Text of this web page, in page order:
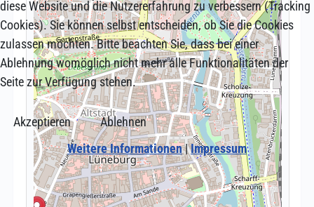
diese Website und die Nutzererfahrung zu verbessern (Tracking
Cookies). Sie können selbst entscheiden, ob Sie die Cookies
zulassen möchten. Bitte beachten Sie, dass bei einer
Ablehnung womöglich nicht mehr alle Funktionalitäten der
Seite zur Verfügung stehen.
Akzeptieren
Ablehnen
Weitere Informationen|Impressum